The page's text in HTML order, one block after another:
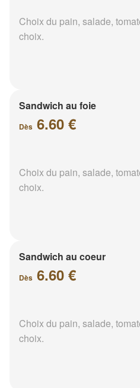
Choix du pain, salade,
choix.
Sandwich au foie
Dès 6.60 €
Choix du pain, salade,
choix.
Sandwich au coeur
Dès 6.60 €
Choix du pain, salade,
choix.